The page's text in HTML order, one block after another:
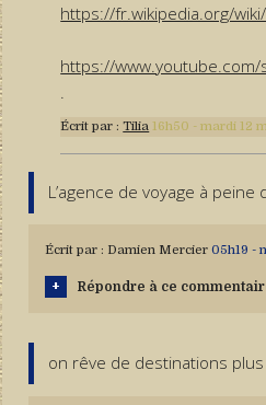
https://fr.wikipedia.org/
https://www.youtube.com/
.
Écrit par :Tilia 16h50 -mardi 12
L’agence de voyage à
Écrit par : Damien Mercier 05h19 -
Répondre à ce
on rêve de destinations